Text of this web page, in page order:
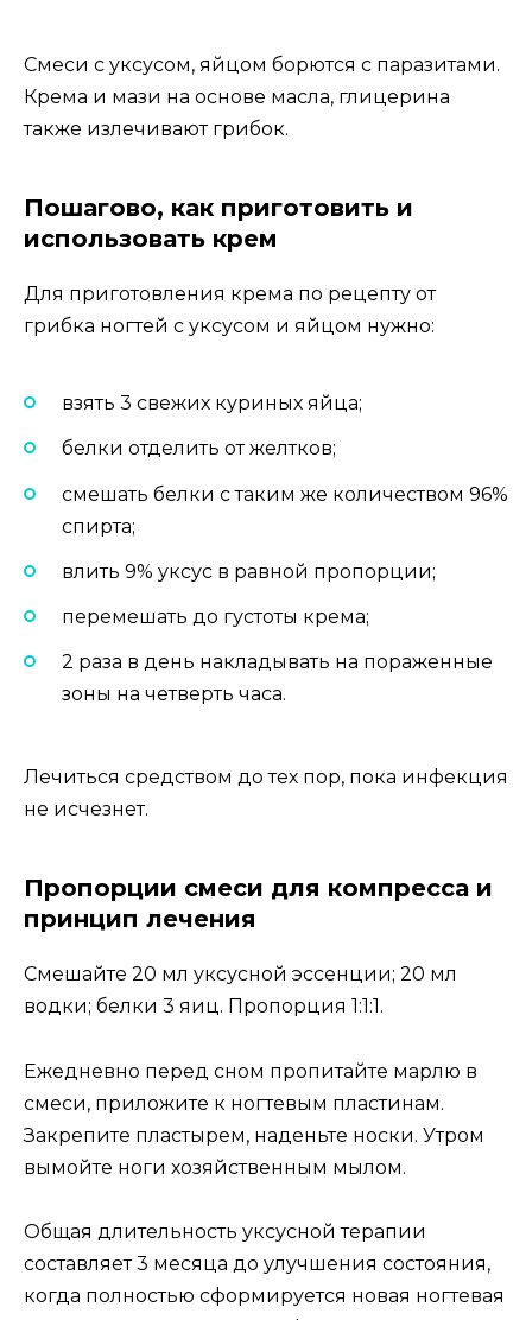
Смеси с уксусом, яйцом борются с паразитами.
Крема и мази на основе масла, глицерина
также излечивают грибок.
Пошагово, как приготовить и
использовать крем
Для приготовления крема по рецепту от
грибка ногтей с уксусом и яйцом нужно:
взять 3 свежих куриных яйца;
белки отделить от желтков;
смешать белки с таким же количеством 96%
спирта;
влить 9% уксус в равной пропорции;
перемешать до густоты крема;
2 раза в день накладывать на пораженные
зоны на четверть часа.
Лечиться средством до тех пор, пока инфекция
не исчезнет.
Пропорции смеси для компресса и
принцип лечения
Смешайте 20 мл уксусной эссенции; 20 мл
водки; белки 3 яиц. Пропорция 1:1:1.
Ежедневно перед сном пропитайте марлю в
смеси, приложите к ногтевым пластинам.
Закрепите пластырем, наденьте носки. Утром
вымойте ноги хозяйственным мылом.
Общая длительность уксусной терапии
составляет 3 месяца до улучшения состояния,
когда полностью сформируется новая ногтевая